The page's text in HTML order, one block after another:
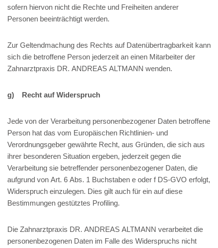
sofern hiervon nicht die Rechte und Freiheiten anderer
Personen beeinträchtigt werden.
Zur Geltendmachung des Rechts auf Datenübertragbarkeit kann
sich die betroffene Person jederzeit an einen Mitarbeiter der
Zahnarztpraxis DR. ANDREAS ALTMANN wenden.
g) Recht auf Widerspruch
Jede von der Verarbeitung personenbezogener Daten betroffene
Person hat das vom Europäischen Richtlinien- und
Verordnungsgeber gewährte Recht, aus Gründen, die sich aus
ihrer besonderen Situation ergeben, jederzeit gegen die
Verarbeitung sie betreffender personenbezogener Daten, die
aufgrund von Art. 6 Abs. 1 Buchstaben e oder f DS-GVO erfolgt,
Widerspruch einzulegen. Dies gilt auch für ein auf diese
Bestimmungen gestütztes Profiling.
Die Zahnarztpraxis DR. ANDREAS ALTMANN verarbeitet die
personenbezogenen Daten im Falle des Widerspruchs nicht